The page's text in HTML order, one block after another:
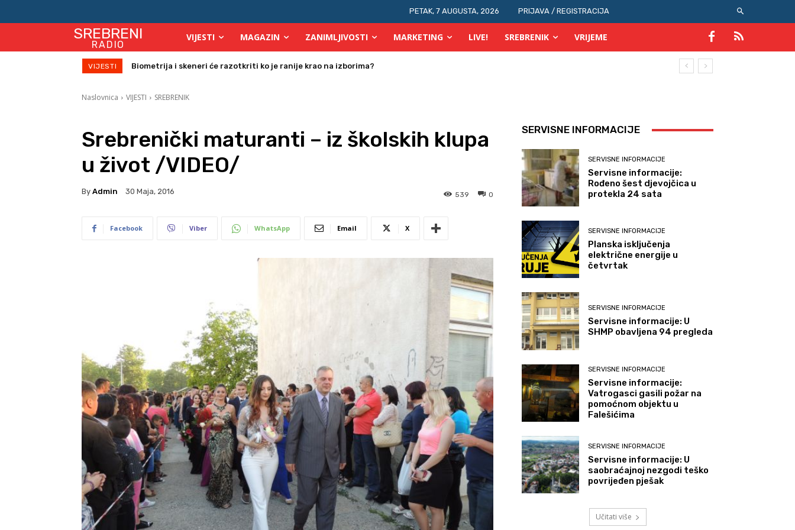
PETAK, 7 AUGUSTA, 2026 PRIJAVA / REGISTRACIJA
SREBRENI
RADIO
VIJESTI MAGAZIN ZANIMLJIVOSTI MARKETING LIVE! SREBRENIK VRIJEME
VIJESTI Počinje isplata julskih naknada za osobe s invaliditetom
Naslovnica VIJESTI SREBRENIK
Srebrenički maturanti – iz školskih klupa
u život /VIDEO/
By Admin 30 Maja, 2016 0
539
Facebook Viber WhatsApp Email X
SERVISNE INFORMACIJE
SERVISNE INFORMACIJE
Servisne informacije:
Rođeno šest djevojčica u
protekla 24 sata
SERVISNE INFORMACIJE
Planska isključenja
električne energije u
četvrtak
SERVISNE INFORMACIJE
Servisne informacije: U
SHMP obavljena 94 pregleda
SERVISNE INFORMACIJE
Servisne informacije:
Vatrogasci gasili požar na
pomoćnom objektu u
Falešićima
SERVISNE INFORMACIJE
Servisne informacije: U
saobraćajnoj nezgodi teško
povrijeđen pješak
Učitati više